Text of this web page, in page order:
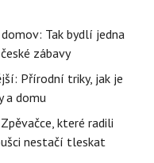
Tak bydlí jedna
zábavy
Přírodní triky, jak je
a domu
které radili
nestačí tleskat